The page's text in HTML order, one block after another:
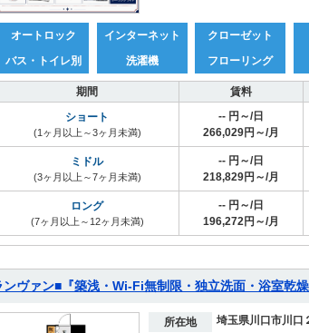
オートロック インターネット クローゼット
バス・トイレ別
洗濯機 フローリング
期間 賃料
ショート
(1ヶ月以上～3ヶ月未満)
-- 円～/日
266,029円～/月
ミドル
(3ヶ月以上～7ヶ月未満)
-- 円～/日
218,829円～/月
ロング
(7ヶ月以上～12ヶ月未満)
-- 円～/日
196,272円～/月
ヴァン■『築浅・Wi-Fi無制限・独立洗面・浴室乾燥
所在地 埼玉県川口市川口